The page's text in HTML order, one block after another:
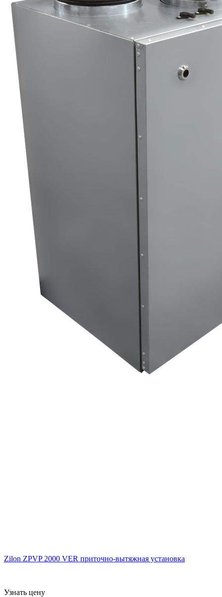
Zilon ZPVP 2000 VER приточно-вытяжная установка
Узнать цену